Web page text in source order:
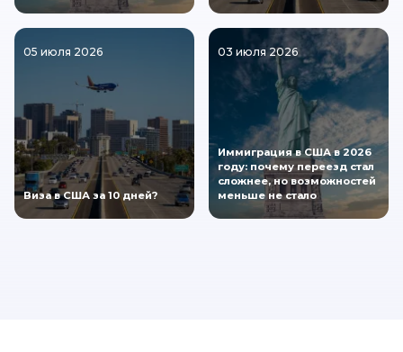
05 июля 2026
Виза в США за 10 дней?
03 июля 2026
Иммиграция в США в 2026
году: почему переезд стал
сложнее, но возможностей
меньше не стало